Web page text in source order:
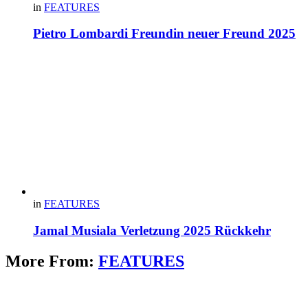
in FEATURES
Pietro Lombardi Freundin neuer Freund 2025
in FEATURES
Jamal Musiala Verletzung 2025 Rückkehr
More From: FEATURES